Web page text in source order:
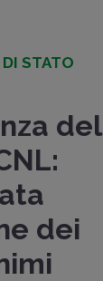
STATO
dei